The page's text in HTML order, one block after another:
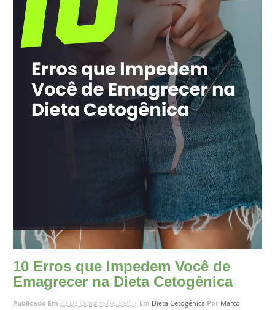
10 Erros que Impedem Você de
Emagrecer na Dieta Cetogênica
Publicado Em 23 De Outubro De 2025 | Em Dieta Cetogênica Por Marco